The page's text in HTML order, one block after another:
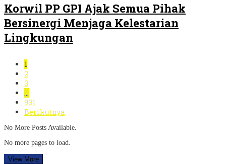
Korwil PP GPI Ajak Semua Pihak
Bersinergi Menjaga Kelestarian
Lingkungan
1
2
3
…
931
Berikutnya
No More Posts Available.
No more pages to load.
View More